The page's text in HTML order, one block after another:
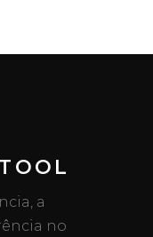
a
no